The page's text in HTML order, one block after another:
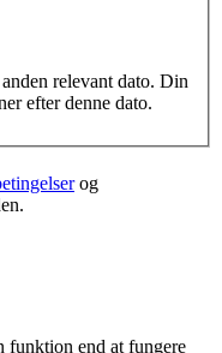
relevant dato. Din
efter denne dato.
og
funktion end at fungere